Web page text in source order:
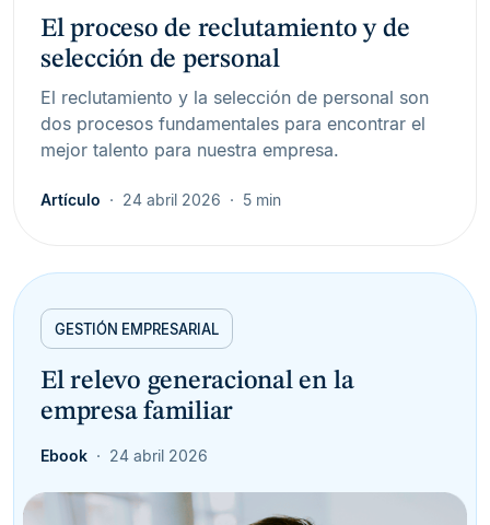
El proceso de reclutamiento y de
selección de personal
El reclutamiento y la selección de personal son
dos procesos fundamentales para encontrar el
mejor talento para nuestra empresa.
Artículo 24 abril 2026 5 min
GESTIÓN EMPRESARIAL
El relevo generacional en la
empresa familiar
Ebook 24 abril 2026